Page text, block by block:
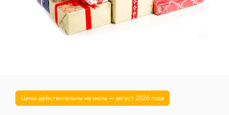
Цены действительны на июль — август 2026 года